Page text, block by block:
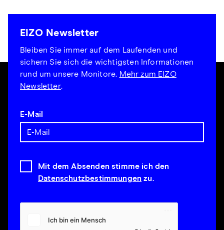
EIZO Newsletter
Bleiben Sie immer auf dem Laufenden und
sichern Sie sich die wichtigsten Informationen
rund um unsere Monitore. Mehr zum EIZO
Newsletter.
E-Mail
Mit dem Absenden stimme ich den
Datenschutzbestimmungen zu.